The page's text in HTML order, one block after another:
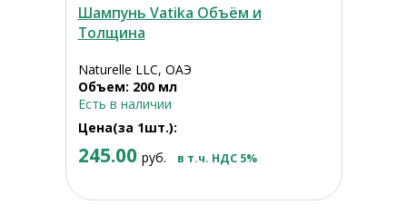
Шампунь Vatika Объём и
Толщина
Naturelle LLC, ОАЭ
Объем: 200 мл
Есть в наличии
Цена(за 1шт.):
245.00 руб. в т.ч. НДС 5%